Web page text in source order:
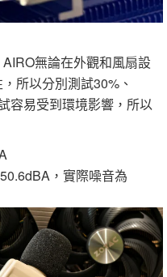
無論在外觀和風扇設
所以分別測試30%、
容易受到環境影響，所以
，實際噪音為